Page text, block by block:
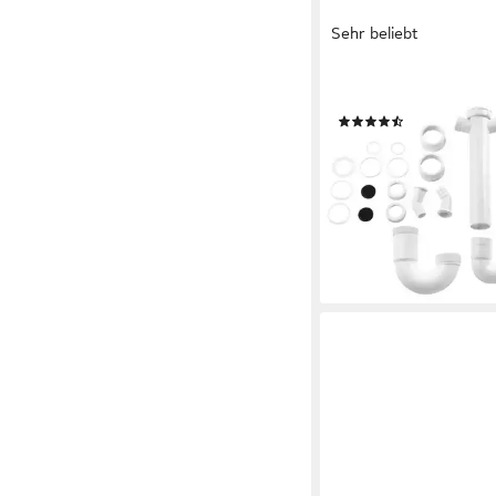
Sehr beliebt
UVP19,49 €
lieferbar - in 3-4